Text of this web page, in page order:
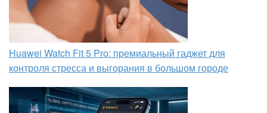
Huawei Watch Fit 5 Pro: премиальный гаджет для
контроля стресса и выгорания в большом городе